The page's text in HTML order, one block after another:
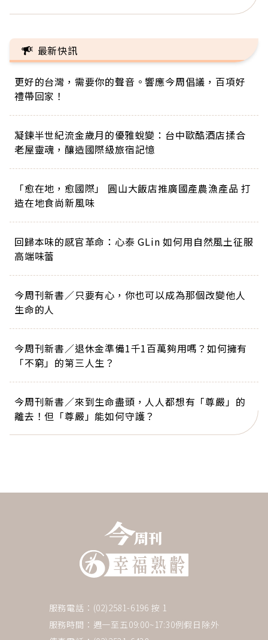
最新快訊
更好的台灣，需要你的聲音。響應今周倡議，百項好
禮帶回家！
凝鍊半世紀流金歲月的優雅蛻變：台中歐酷酒店揉合
老屋靈魂，釀造國際級旅宿記憶
「愈在地，愈國際」 圓山大飯店推廣國產農漁產品 打
造在地食尚新風味
回歸本味的感官革命：心泰 GLin 如何用自然風土征服
高端味蕾
今周刊新書／只要有心，你也可以成為那個改變他人
生命的人
今周刊新書／退休金準備1千1百萬夠用嗎？如何擁有
「不窮」的第三人生？
今周刊新書／來到生命盡頭，人人都想有「尊嚴」的
離去！但「尊嚴」能如何守護？
服務電話：(02)2581-6196 按 1
服務時間：週一至五09:00~17:30例假日除外